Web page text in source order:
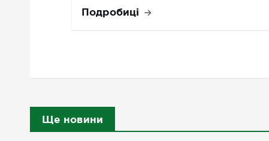
Подробиці
Ще новини